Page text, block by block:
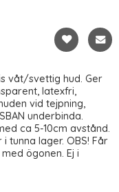
våt/svettig hud. Ger
latexfri,
vid tejpning,
underbinda.
ca 5-10cm avstånd.
tunna lager. OBS! Får
ögonen. Ej i